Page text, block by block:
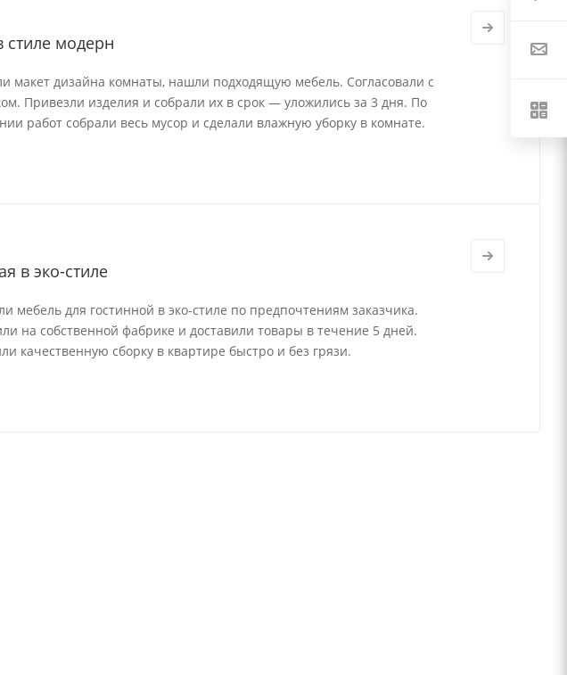
стиле модерн
макет дизайна комнаты, нашли подходящую мебель. Согласовали с
Привезли изделия и собрали их в срок — уложились за 3 дня. По
работ собрали весь мусор и сделали влажную уборку в комнате.
в эко-стиле
мебель для гостинной в эко-стиле по предпочтениям заказчика.
на собственной фабрике и доставили товары в течение 5 дней.
качественную сборку в квартире быстро и без грязи.